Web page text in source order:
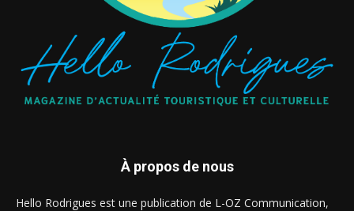
À propos de nous
Hello Rodrigues est une publication de L-OZ Communication,